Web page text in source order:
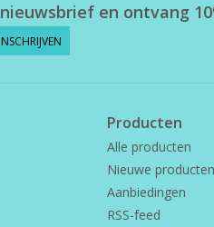
en ontvang
INSCHRIJVEN
Producten
Alle producten
Nieuwe producten
Aanbiedingen
RSS-feed